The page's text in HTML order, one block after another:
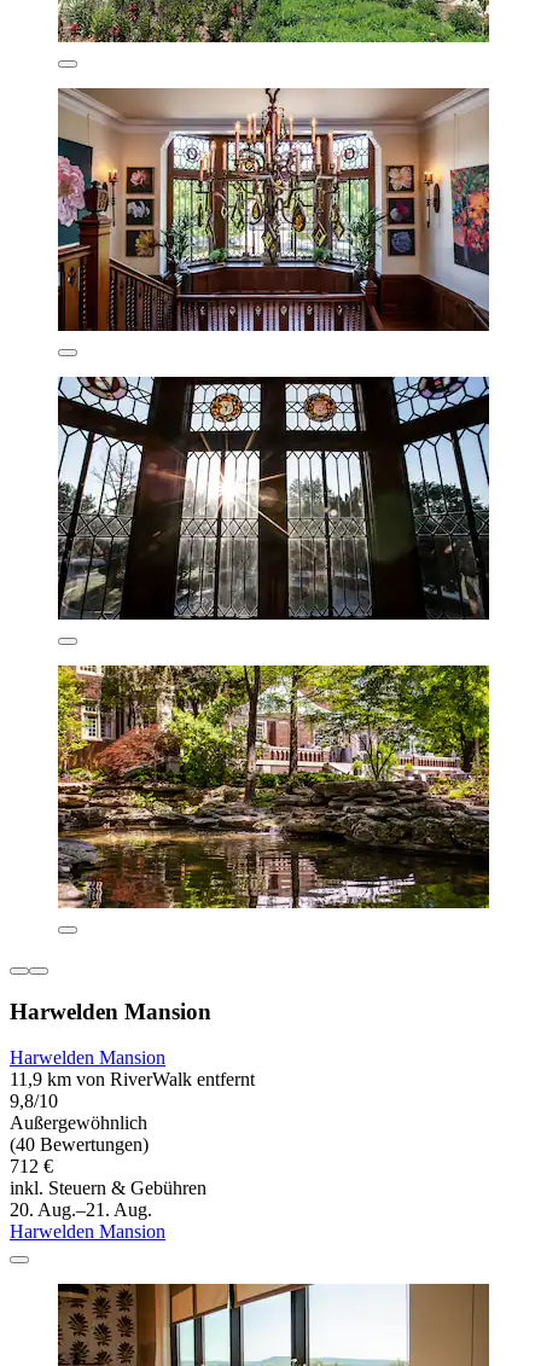
Harwelden Mansion
Harwelden Mansion
11,9 km von RiverWalk entfernt
9,8/10
Außergewöhnlich
(40 Bewertungen)
712 €
inkl. Steuern & Gebühren
20. Aug.–21. Aug.
Harwelden Mansion